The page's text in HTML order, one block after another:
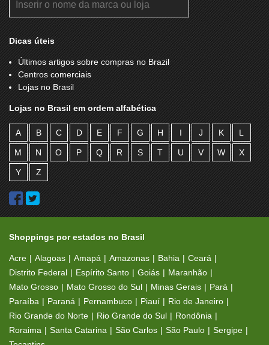
Dicas úteis
Últimos artigos sobre compras no Brazil
Centros comerciais
Lojas no Brasil
Lojas no Brasil em ordem alfabética
A B C D E F G H I J K L
M N O P Q R S T U V W X
Y Z
Shoppings por estados no Brasil
Acre Alagoas Amapá Amazonas Bahia
Ceará
Distrito Federal
Espírito Santo Goiás
Maranhão
Mato Grosso
Mato Grosso do Sul Minas Gerais
Pará
Paraíba
Paraná Pernambuco Piauí
Rio de Janeiro
Rio Grande do Norte
Rio Grande do Sul
Rondônia
Roraima
Santa Catarina São Carlos São Paulo
Sergipe